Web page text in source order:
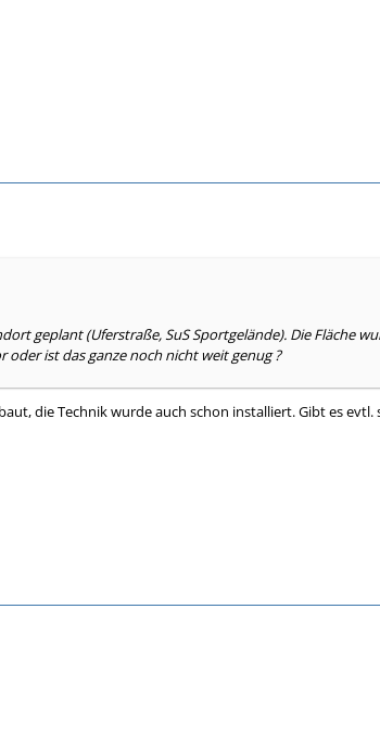
geplant (Uferstraße, SuS Sportgelände). Die Fläche
ist das ganze noch nicht weit genug ?
die Technik wurde auch schon installiert. Gibt es